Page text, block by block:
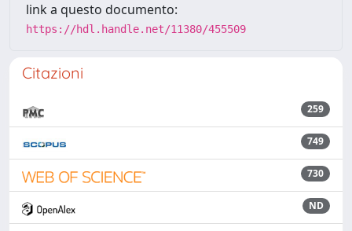
link a questo documento:
https://hdl.handle.net/11380/455509
Citazioni
259
749
730
ND